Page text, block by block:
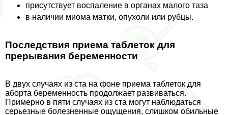
присутствует воспаление в органах малого таза
в наличии миома матки, опухоли или рубцы.
Последствия приема таблеток для
прерывания беременности
В двух случаях из ста на фоне приема таблеток для
aбopта беременность продолжает развиваться.
Примерно в пяти случаях из ста могут наблюдаться
серьезные болезненные ощущения, слишком обильные